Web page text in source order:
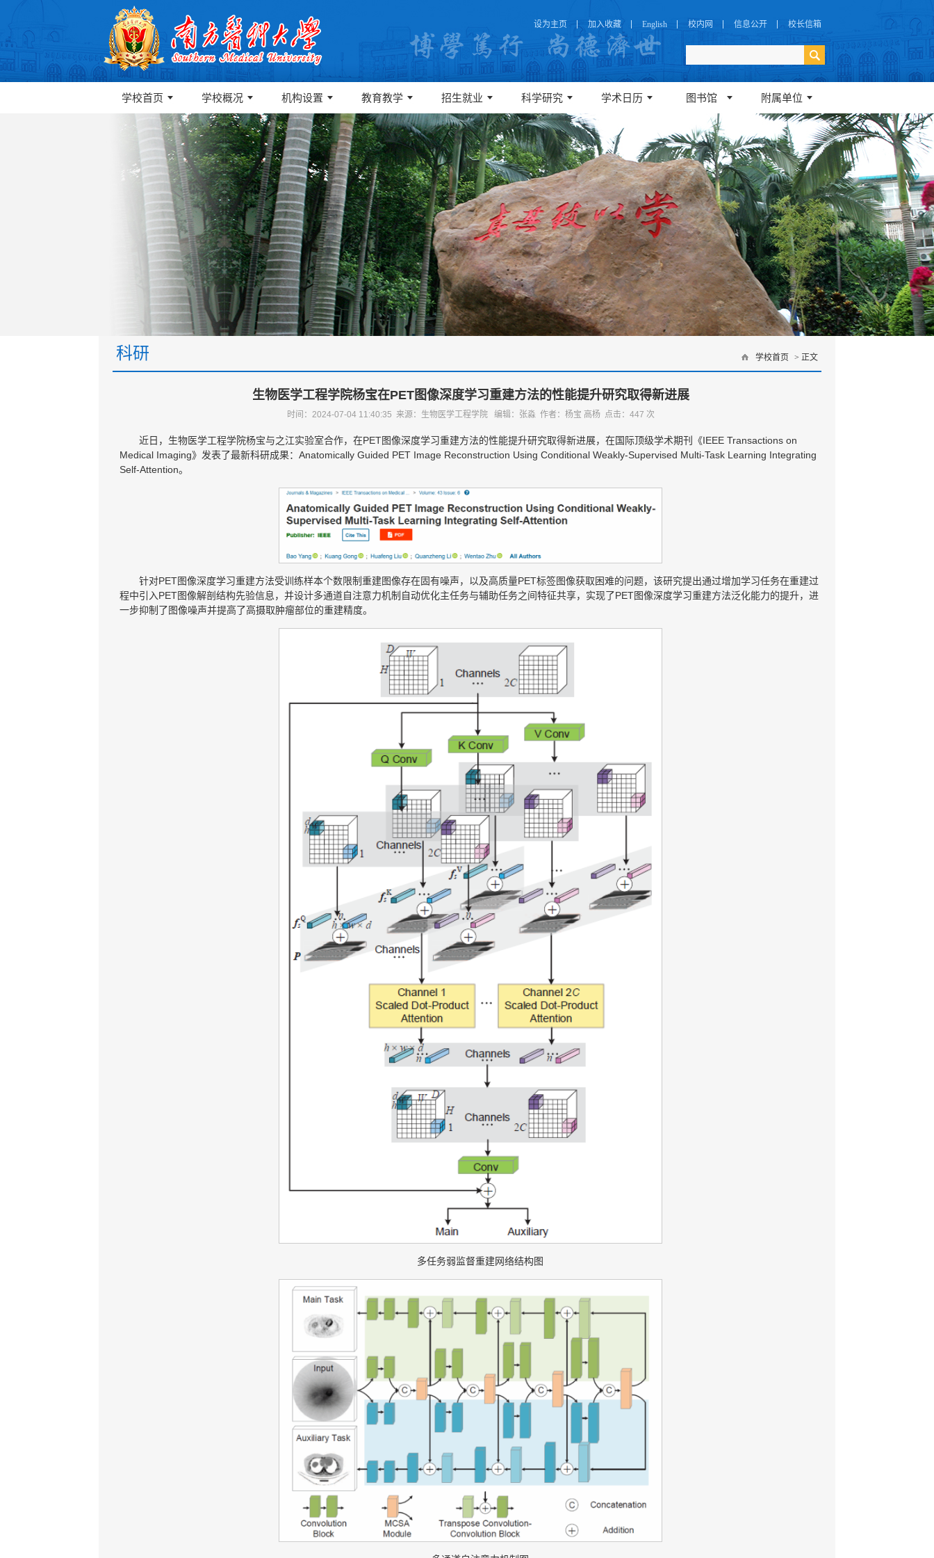
设为主页 加入收藏 English 校内网 信息公开 校长信箱
学校首页 学校概况 机构设置 教育教学 招生就业 科学研究 学术日历 图书馆 附属单位
科研 学校首页 > 正文
生物医学工程学院杨宝在PET图像深度学习重建方法的性能提升研究取得新进展
时间：2024-07-04 11:40:35 来源：生物医学工程学院 编辑：张淼 作者：杨宝 高杨 点击： 447 次
近日，生物医学工程学院杨宝与之江实验室合作，在PET图像深度学习重建方法的性能提升研究取得新进展，在国际顶级学术期刊《IEEE Transactions on
Medical Imaging》发表了最新科研成果：Anatomically Guided PET Image Reconstruction Using Conditional Weakly-Supervised Multi-Task Learning Integrating
Self-Attention。
针对PET图像深度学习重建方法受训练样本个数限制重建图像存在固有噪声，以及高质量PET标签图像获取困难的问题，该研究提出通过增加学习任务在重建过
程中引入PET图像解剖结构先验信息，并设计多通道自注意力机制自动优化主任务与辅助任务之间特征共享，实现了PET图像深度学习重建方法泛化能力的提升，进
一步抑制了图像噪声并提高了高摄取肿瘤部位的重建精度。
多任务弱监督重建网络结构图